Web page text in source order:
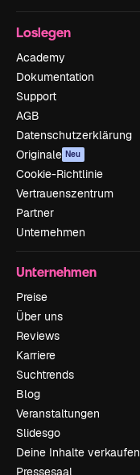
Loslegen
Academy
Dokumentation
Support
AGB
Datenschutzerklärung
Originale Neu
Cookie-Richtlinie
Vertrauenszentrum
Partner
Unternehmen
Unternehmen
Preise
Über uns
Reviews
Karriere
Suchtrends
Blog
Veranstaltungen
Slidesgo
Deine Inhalte verkaufen
Pressesaal